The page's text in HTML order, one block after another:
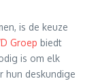
is de keuze
Groep biedt
is om elk
hun deskundige